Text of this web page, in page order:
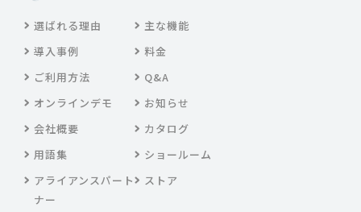
選ばれる理由
主な機能
導入事例
料金
ご利用方法
Q&A
オンラインデモ
お知らせ
会社概要
カタログ
用語集
ショールーム
アライアンスパート
ナー
ストア